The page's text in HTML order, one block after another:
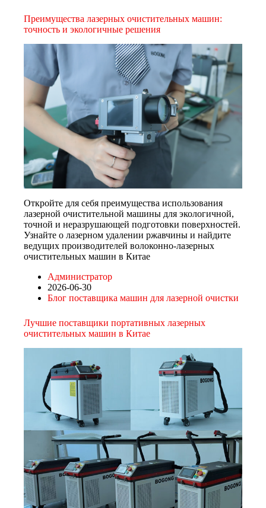
Преимущества лазерных очистительных машин:
точность и экологичные решения
Откройте для себя преимущества использования
лазерной очистительной машины для экологичной,
точной и неразрушающей подготовки поверхностей.
Узнайте о лазерном удалении ржавчины и найдите
ведущих производителей волоконно-лазерных
очистительных машин в Китае
Администратор
2026-06-30
Блог поставщика машин для лазерной очистки
Лучшие поставщики портативных лазерных
очистительных машин в Китае